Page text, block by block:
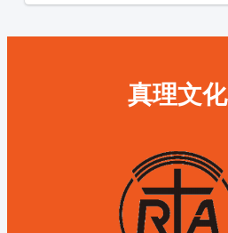
真理文化